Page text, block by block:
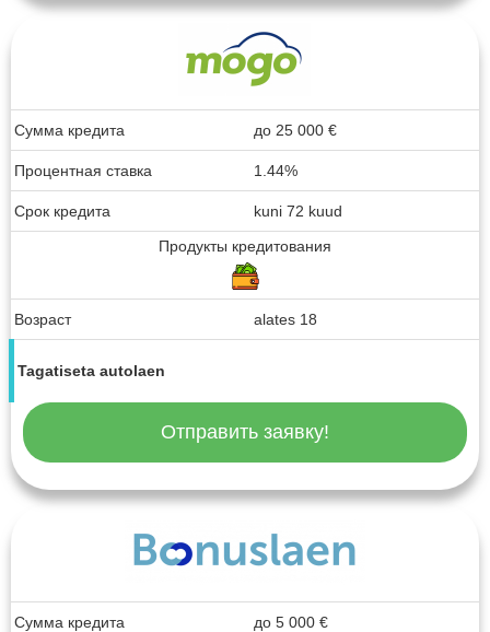
Сумма кредита до 25 000 €
Процентная ставка 1.44%
Срок кредита
kuni 72 kuud
Продукты кредитования
Возраст alates 18
Tagatiseta autolaen
Отправить заявку!
Сумма кредита до 5 000 €